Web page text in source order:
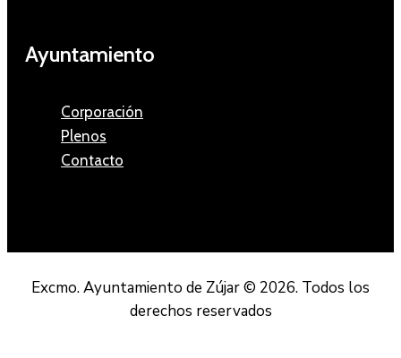
Ayuntamiento
Corporación
Plenos
Contacto
Excmo. Ayuntamiento de Zújar © 2026. Todos los
derechos reservados